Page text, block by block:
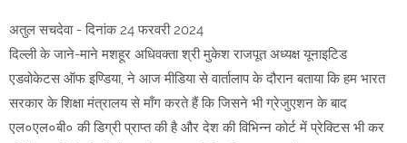
अतुल सचदेवा - दिनांक 24 फरवरी 2024
दिल्ली के जाने-माने मशहूर अधिवक्ता श्री मुकेश राजपूत अध्यक्ष यूनाइटिड
एडवोकेटस ऑफ इण्डिया, ने आज मीडिया से वार्तालाप के दौरान बताया कि हम भारत
सरकार के शिक्षा मंत्रालय से माँग करते हैं कि जिसने भी ग्रेजुएशन के बाद
एल०एल०बी० की डिग्री प्राप्त की है और देश की विभिन्न कोर्ट में प्रेक्टिस भी कर